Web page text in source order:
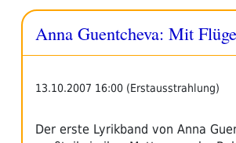
Anna Guentcheva: Mit
13.10.2007 16:00 (Erstausstrahlung)
Der erste Lyrikband von Anna